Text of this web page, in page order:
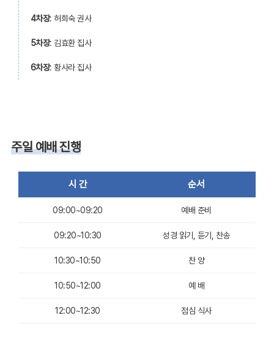
4차장: 허희숙 권사
5차장: 김효환 집사
6차장: 황사라 집사
주일 예배 진행
시 간 순서
09:00~09:20 예배 준비
09:20~10:30 성경 읽기, 듣기, 찬송
10:30~10:50 찬 양
10:50~12:00 예 배
12:00~12:30 점심 식사